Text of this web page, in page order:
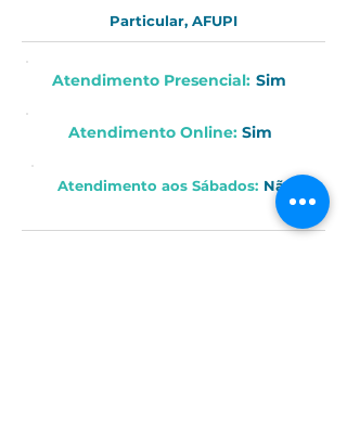
Particular, AFUPI
Atendimento Presencial: Sim
Atendimento Online: Sim
Atendimento aos Sábados: Não